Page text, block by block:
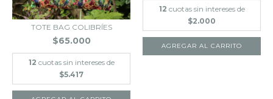
TOTE BAG COLIBRÍES
$65.000
12 cuotas sin intereses de
$5.417
12 cuotas sin intereses de
$2.000